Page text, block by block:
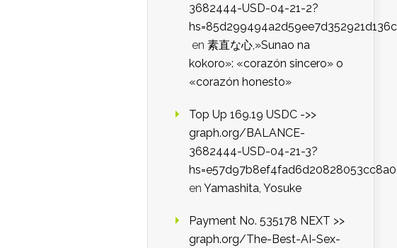
3682444-USD-04-21-2?
en 素直な心,»Sunao na
kokoro»: «corazón sincero» o
«corazón honesto»
Top Up 169.19 USDC ->>
graph.org/BALANCE-
3682444-USD-04-21-3?
en Yamashita, Yosuke
Payment No. 535178 NEXT >>
graph.org/The-Best-AI-Sex-